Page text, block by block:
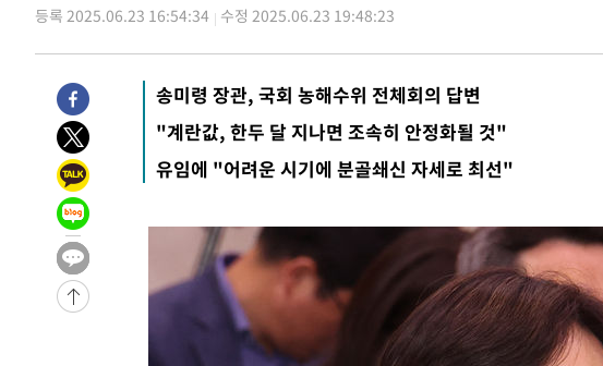
등록 2025.06.23 16:54:34 수정 2025.06.23 19:48:23
송미령 장관, 국회 농해수위 전체회의 답변
"계란값, 한두 달 지나면 조속히 안정화될 것"
유임에 "어려운 시기에 분골쇄신 자세로 최선"